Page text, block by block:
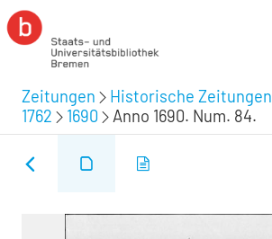
Zeitungen Historische Zeitungen
1762
1690 Anno 1690. Num. 84.